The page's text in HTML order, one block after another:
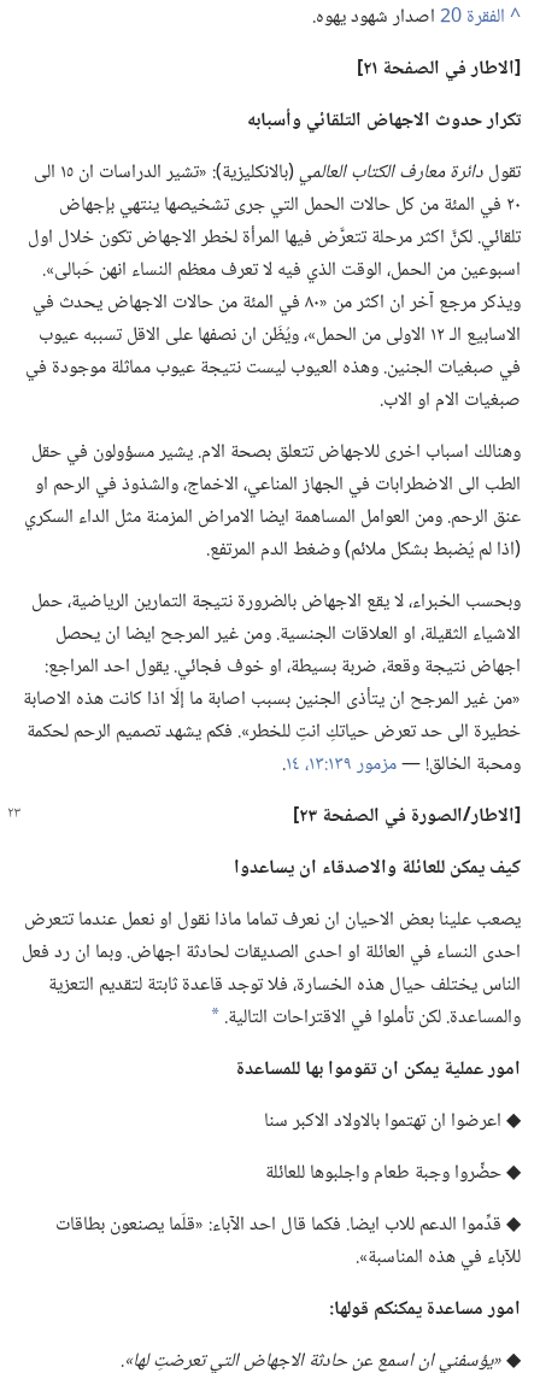
^
اصدار شهود يهوه.‏
‏[الاطارفي الصفحة ٢١]‏
تكرار حدوث الاجهاض التلقائي وأسبابه
تقولدائرة معارف الكتاب العالمي
‏(‏بالانكليزية)‏:‏ «تشير الدراسات ان ١٥ الى
٢٠ في المئة من كل حالات الحمل التي جرى تشخيصها ينتهي بإجهاض
تلقائي.‏ لكنَّ اكثر مرحلة تتعرَّض فيها المرأة لخطر الاجهاض تكون خلال اول
اسبوعين من الحمل،‏ الوقت الذي فيه لا تعرف معظم النساء انهن حَبالى».‏
ويذكر مرجع آخر ان اكثر من «٨٠ في المئة من حالات الاجهاض يحدث في
الاسابيع الـ‍ ١٢ الاولى من الحمل»،‏ ويُظَن ان نصفها على الاقل تسببه عيوب
في صبغيات الجنين.‏ وهذه العيوب ليست نتيجة عيوب مماثلة موجودة في
صبغيات الام او الاب.‏
وهنالك اسباب اخرى للاجهاض تتعلق بصحة الام.‏ يشير مسؤولون في حقل
الطب الى الاضطرابات في الجهاز المناعي،‏ الاخماج،‏ والشذوذ في الرحم او
عنق الرحم.‏ ومن العوامل المساهمة ايضا الامراض المزمنة مثل الداء السكري
(‏اذا لم يُضبط بشكل ملائم)‏ وضغط الدم المرتفع.‏
وبحسب الخبراء،‏ لا يقع الاجهاض بالضرورة نتيجة التمارين الرياضية،‏ حمل
الاشياء الثقيلة،‏ او العلاقات الجنسية.‏ ومن غير المرجح ايضا ان يحصل
اجهاض نتيجة وقعة،‏ ضربة بسيطة،‏ او خوف فجائي.‏ يقول احد المراجع:‏
«من غير المرجح ان يتأذى الجنين بسبب اصابة ما إلّا اذا كانت هذه الاصابة
خطيرة الى حد تعرض حياتكِ انتِ للخطر».‏ فكم يشهد تصميم الرحم لحكمة
ومحبة الخالق!‏ —‏مزمور ١٣٩:‏١٣،‏ ١٤
‏.‏
‏[الاطار/‏الصورة في الصفحة ٢٣]‏
كيف يمكن للعائلة والاصدقاء ان يساعدوا
يصعب علينا بعض الاحيان ان نعرف تماما ماذا نقول او نعمل عندما تتعرض
احدى النساء في العائلة او احدى الصديقات لحادثة اجهاض.‏ وبما ان رد فعل
الناس يختلف حيال هذه الخسارة،‏ فلا توجد قاعدة ثابتة لتقديم التعزية
والمساعدة.‏ لكن تأملوا في الاقتراحات التالية.‏ *
امور عملية يمكن ان تقوموا بها للمساعدة
◆ اعرضوا ان تهتموا بالاولاد الاكبر سنا
◆ حضِّروا وجبة طعام واجلبوها للعائلة
◆ قدِّموا الدعم للاب ايضا.‏ فكما قال احد الآباء:‏ «قلّما يصنعون بطاقات
للآباء في هذه المناسبة».‏
امور مساعدة يمكنكم قولها:‏
◆‏«يؤسفني ان اسمع عن حادثة الاجهاض التي تعرضتِ لها».‏